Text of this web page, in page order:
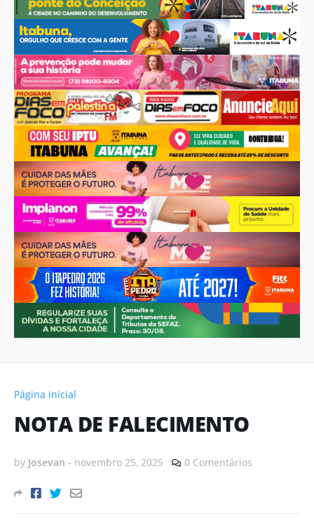
Página inicial
NOTA DE FALECIMENTO
by Josevan - novembro 25, 2025 0 Comentários